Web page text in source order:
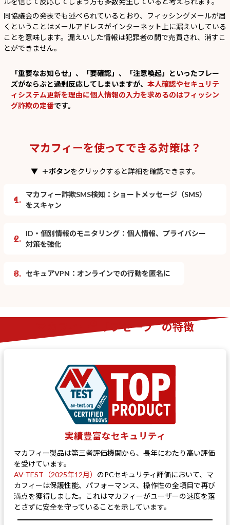
同協議会の発表でも述べられているとおり、フィッシングメールが届
くということはメールアドレスがインターネット上に漏えいしている
ことを意味します。漏えいした情報は犯罪者の間で売買され、消すこ
とができません。
「重要なお知らせ」、「要確認」、「注意喚起」といったフレー
ズがならぶと過剰反応してしまいますが、 本人確認やセキュリテ
ィシステム更新を理由に個人情報の入力を求めるのはフィッシン
グ詐欺の定番です。
マカフィーを使ってできる対策は？
▼ ＋ボタンをクリックすると詳細を確認できます。
1. マカフィー詐欺SMS検知：ショートメッセージ（SMS）
をスキャン
2. ID・個別情報のモニタリング：個人情報、プライバシー
対策を強化
3. セキュアVPN：オンラインでの行動を匿名に
リブセーフ™の特徴
実績豊富なセキュリティ
マカフィー製品は第三者評価機関から、長年にわたり高い評価
を受けています。
AV-TEST（2025年12月） のPCセキュリティ評価において、マ
カフィーは保護性能、パフォーマンス、操作性の全項目で再び
満点を獲得しました。これはマカフィーがユーザーの速度を落
とさずに安全を守っていることを示しています。